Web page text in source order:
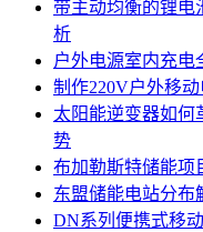
带主动均衡的锂
析
户外电源室内充电
制作220V户外移
太阳能逆变器如何
势
布加勒斯特储能项
东盟储能电站分布
DN系列便携式移